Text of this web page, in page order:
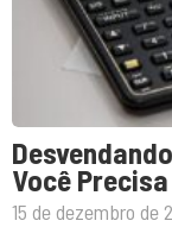
Você
15 de dezembro de